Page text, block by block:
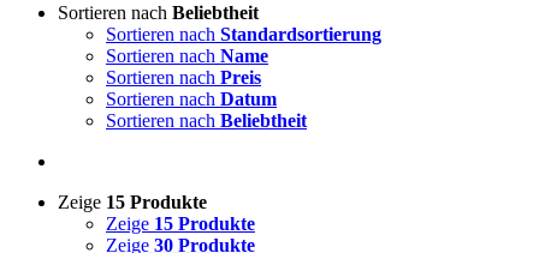
Sortieren nach Beliebtheit
Sortieren nach Standardsortierung
Sortieren nach Name
Sortieren nach Preis
Sortieren nach Datum
Sortieren nach Beliebtheit
Zeige 15 Produkte
Zeige 15 Produkte
Zeige 30 Produkte